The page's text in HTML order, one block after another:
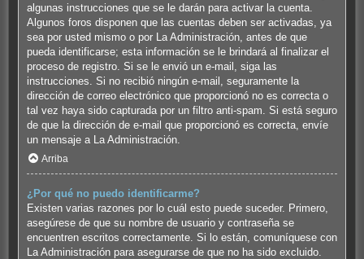
algunas instrucciones que se le darán para activar la cuenta.
Algunos foros disponen que las cuentas deben ser activadas, ya
sea por usted mismo o por La Administración, antes de que
pueda identificarse; esta información se le brindará al finalizar el
proceso de registro. Si se le envió un e-mail, siga las
instrucciones. Si no recibió ningún e-mail, seguramente la
dirección de correo electrónico que proporcionó no es correcta o
tal vez haya sido capturada por un filtro anti-spam. Si está seguro
de que la dirección de e-mail que proporcionó es correcta, envíe
un mensaje a La Administración.
Arriba
¿Por qué no puedo identificarme?
Existen varias razones por lo cuál esto puede suceder. Primero,
asegúrese de que su nombre de usuario y contraseña se
encuentren escritos correctamente. Si lo están, comuníquese con
La Administración para asegurarse de que no ha sido excluido.